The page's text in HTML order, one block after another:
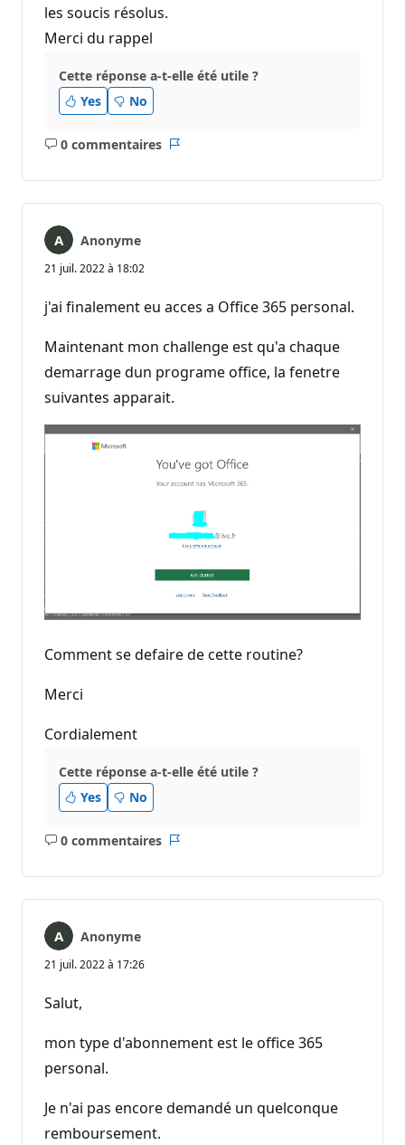
les soucis résolus.
Merci du rappel
Cette réponse a-t-elle été utile ?
Yes
No
0 commentaires
Aucun
Anonyme
21 juil. 2022 à 18:02
j'ai finalement eu acces a Office 365 personal.
Maintenant mon challenge est qu'a chaque
demarrage dun programe office, la fenetre
suivantes apparait.
Comment se defaire de cette routine?
Merci
Cordialement
Cette réponse a-t-elle été utile ?
Yes
No
0 commentaires
Aucun
Anonyme
21 juil. 2022 à 17:26
Salut,
mon type d'abonnement est le office 365
personal.
Je n'ai pas encore demandé un quelconque
remboursement.